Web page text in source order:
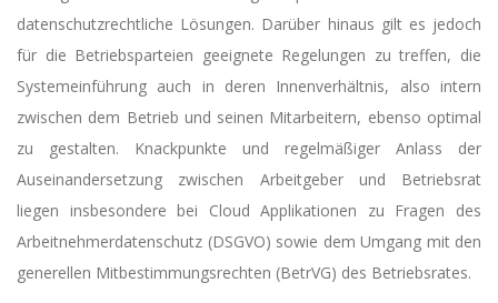
datenschutzrechtliche Lösungen. Darüber hinaus gilt es jedoch
für die Betriebsparteien geeignete Regelungen zu treffen, die
Systemeinführung auch in deren Innenverhältnis, also intern
zwischen dem Betrieb und seinen Mitarbeitern, ebenso optimal
zu gestalten. Knackpunkte und regelmäßiger Anlass der
Auseinandersetzung zwischen Arbeitgeber und Betriebsrat
liegen insbesondere bei Cloud Applikationen zu Fragen des
Arbeitnehmerdatenschutz (DSGVO) sowie dem Umgang mit den
generellen Mitbestimmungsrechten (BetrVG) des Betriebsrates.